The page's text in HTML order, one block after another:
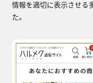
情報を適切に表示させる
た。